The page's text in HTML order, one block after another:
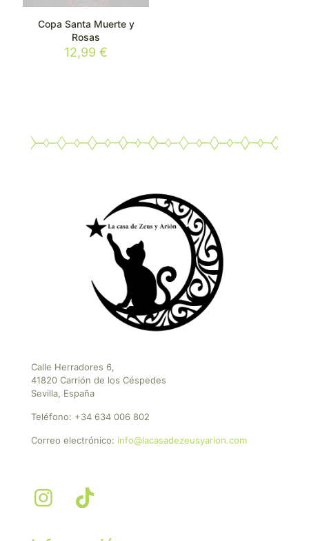
Copa Santa Muerte y
Rosas
12,99€
Calle Herradores 6,
41820 Carrión de los Céspedes
Sevilla, España
Teléfono: +34 634 006 802
Correo electrónico: info@lacasadezeusyarion.com